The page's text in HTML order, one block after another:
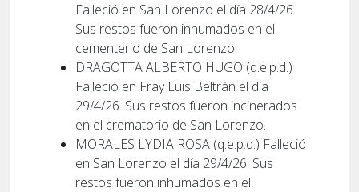
Falleció en San Lorenzo el día 28/4/26.
Sus restos fueron inhumados en el
cementerio de San Lorenzo.
DRAGOTTA ALBERTO HUGO (q.e.p.d.)
Falleció en Fray Luis Beltrán el día
29/4/26. Sus restos fueron incinerados
en el crematorio de San Lorenzo.
MORALES LYDIA ROSA (q.e.p.d.) Falleció
en San Lorenzo el día 29/4/26. Sus
restos fueron inhumados en el